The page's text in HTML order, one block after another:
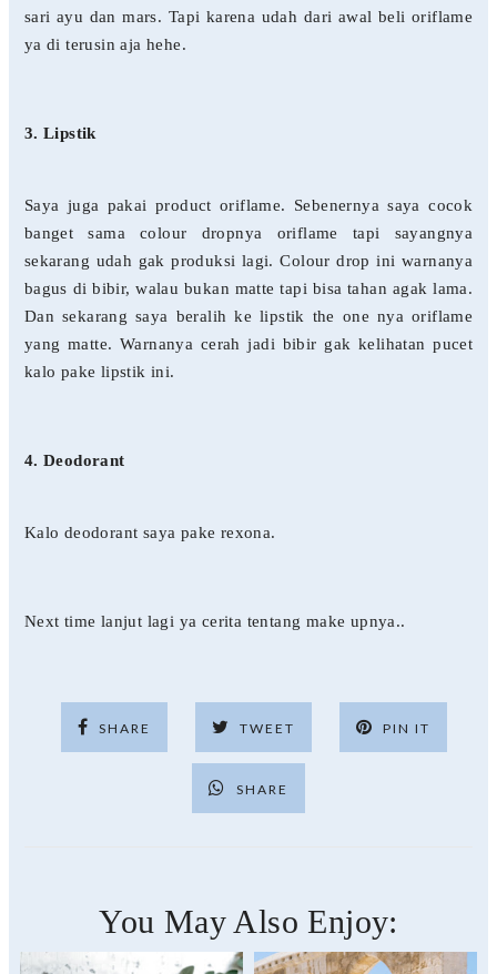
sari ayu dan mars. Tapi karena udah dari awal beli oriflame
ya di terusin aja hehe.
3. Lipstik
Saya juga pakai product oriflame. Sebenernya saya cocok
banget sama colour dropnya oriflame tapi sayangnya
sekarang udah gak produksi lagi. Colour drop ini warnanya
bagus di bibir, walau bukan matte tapi bisa tahan agak lama.
Dan sekarang saya beralih ke lipstik the one nya oriflame
yang matte. Warnanya cerah jadi bibir gak kelihatan pucet
kalo pake lipstik ini.
4. Deodorant
Kalo deodorant saya pake rexona.
Next time lanjut lagi ya cerita tentang make upnya..
SHARE TWEET PIN IT
SHARE
You May Also Enjoy: